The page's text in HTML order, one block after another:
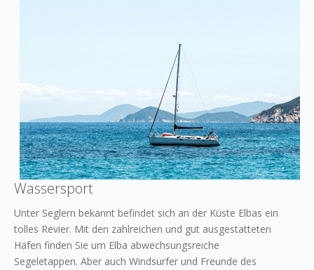
Wassersport
Unter Seglern bekannt befindet sich an der Küste Elbas ein
tolles Revier. Mit den zahlreichen und gut ausgestatteten
Häfen finden Sie um Elba abwechsungsreiche
Segeletappen. Aber auch Windsurfer und Freunde des